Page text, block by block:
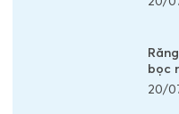
bọc
20/